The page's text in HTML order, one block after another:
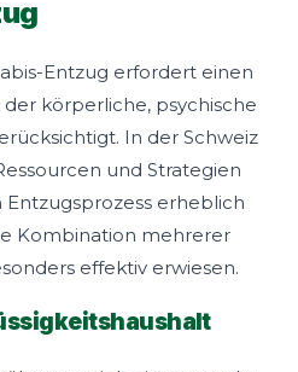
Entzug erfordert einen
körperliche, psychische
In der Schweiz
und Strategien
Entzugsprozess erheblich
Kombination mehrerer
effektiv erwiesen.